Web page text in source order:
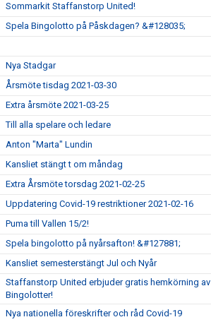
Sommarkit Staffanstorp United!
Spela Bingolotto på Påskdagen? &#128035;
Nya Stadgar
Årsmöte tisdag 2021-03-30
Extra årsmöte 2021-03-25
Till alla spelare och ledare
Anton "Marta" Lundin
Kansliet stängt t om måndag
Extra Årsmöte torsdag 2021-02-25
Uppdatering Covid-19 restriktioner 2021-02-16
Puma till Vallen 15/2!
Spela bingolotto på nyårsafton! &#127881;
Kansliet semesterstängt Jul och Nyår
Staffanstorp United erbjuder gratis hemkörning av
Bingolotter!
Nya nationella föreskrifter och råd Covid-19